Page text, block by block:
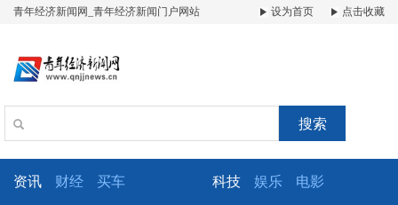
青年经济新闻网_青年经济新闻门户网站 设为首页 点击收藏
搜索
资讯 财经 买车 科技 娱乐 电影